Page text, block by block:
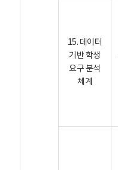
15. 데이터
기반 학생
요구 분석
체계